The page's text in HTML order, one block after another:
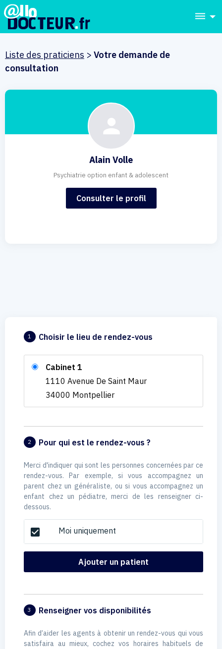
dehaze
Liste des praticiens > Votre demande de
consultation
Alain Volle
Psychiatrie option enfant & adolescent
Consulter le profil
1 Choisir le lieu de rendez-vous
Cabinet 1
1110 Avenue De Saint Maur
34000 Montpellier
2 Pour qui est le rendez-vous ?
Merci d'indiquer qui sont les personnes concernées par ce
rendez-vous. Par exemple, si vous accompagnez un
parent chez un généraliste, ou si vous accompagnez un
enfant chez un pédiatre, merci de les renseigner ci-
dessous.
check_box Moi uniquement
Ajouter un patient
3 Renseigner vos disponibilités
Afin d’aider les agents à obtenir un rendez-vous qui vous
satisfaira au mieux, cochez vos horaires habituels de